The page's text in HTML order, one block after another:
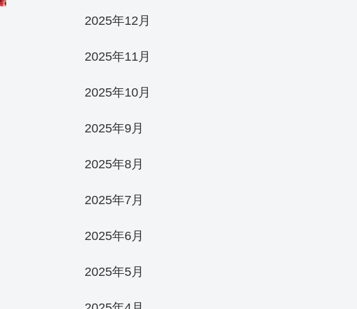
2025年12月
2025年11月
2025年10月
2025年9月
2025年8月
2025年7月
2025年6月
2025年5月